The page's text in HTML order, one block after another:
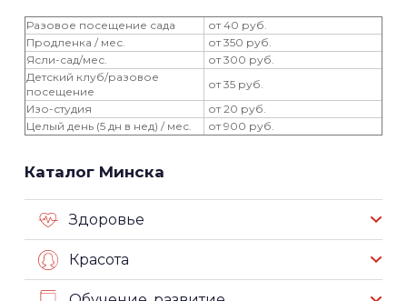
Разовое посещение сада
от 40 руб.
Продленка / мес.
от 350 руб.
Ясли-сад/мес.
от 300 руб.
Детский клуб/разовое
посещение
от 35 руб.
Изо-студия
от 20 руб.
Целый день (5 дн в нед) / мес.
от 900 руб.
Каталог Минска
Здоровье
Красота